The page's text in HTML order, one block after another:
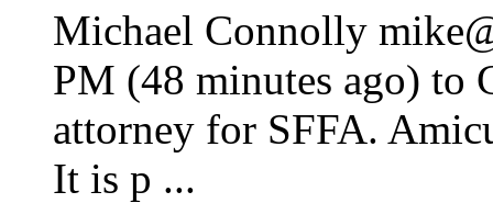
Michael Connolly
PM (48 minutes ago) to
attorney for SFFA.
It is p ...